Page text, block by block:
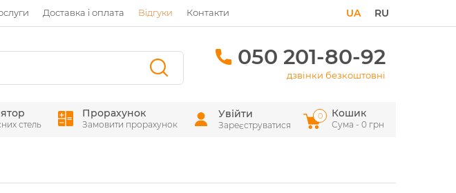
Доставка і оплата Відгуки Контакти RU
UA
050 201-80-92
дзвінки безкоштовні
стель
Прорахунок
Замовити прорахунок
Увійти
Зареєструватися
Кошик
Сума - 0 грн
0